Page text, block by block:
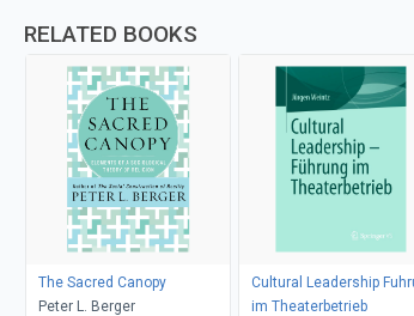
RELATED BOOKS
The Sacred Canopy
Peter L. Berger
Cultural Leadership Fuhrung
im Theaterbetrieb